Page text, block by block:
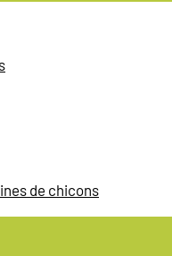
de chicons